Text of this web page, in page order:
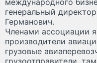
международного
генеральный
Германович.
Членами ассоциации
производители
грузовые